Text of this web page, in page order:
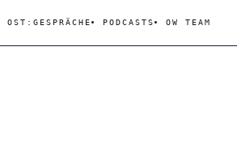
OST:GESPRÄCHE PODCASTS OW TEAM